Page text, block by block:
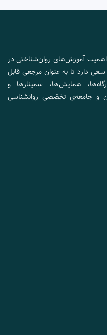
آموزش‌های روان‌شناختی در
دارد تا به عنوان مرجعی قابل
همایش‌ها، سمینارها و
و جامعه‌ی تخصّصی روانشناسی